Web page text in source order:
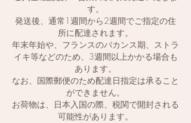
す。
発送後、通常1週間から2週間でご指定の住
所に配達されます。
年末年始や、フランスのバカンス期、ストラ
イキ等などのため、 ​3週間以上かかる場合も
あります。
なお、国際郵便のため配達日指定は承ること
ができません。
お荷物は、日本入国の際、税関で開封される
可能性があります。